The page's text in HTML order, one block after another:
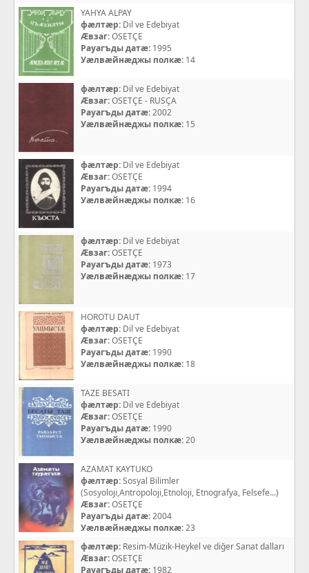
YAHYA ALPAY
фæлтæр: Dil ve Edebiyat
Æвзаг:OSETÇE
Рауагъды датæ: 1995
Уæлвæйнæджы полкæ: 14
фæлтæр: Dil ve Edebiyat
Æвзаг:OSETÇE - RUSÇA
Рауагъды датæ:2002
Уæлвæйнæджы полкæ: 15
фæлтæр: Dil ve Edebiyat
Æвзаг:OSETÇE
Рауагъды датæ: 1994
Уæлвæйнæджы полкæ: 16
фæлтæр: Dil ve Edebiyat
Æвзаг:OSETÇE
Рауагъды датæ: 1973
Уæлвæйнæджы полкæ: 17
HOROTU DAUT
фæлтæр: Dil ve Edebiyat
Æвзаг:OSETÇE
Рауагъды датæ: 1990
Уæлвæйнæджы полкæ: 18
TAZE BESATI
фæлтæр: Dil ve Edebiyat
Æвзаг:OSETÇE
Рауагъды датæ: 1990
Уæлвæйнæджы полкæ:20
AZAMAT KAYTUKO
фæлтæр:Sosyal Bilimler
(Sosyoloji,Antropoloji,Etnoloji, Etnografya, Felsefe...)
Æвзаг:OSETÇE
Рауагъды датæ:2004
Уæлвæйнæджы полкæ:23
фæлтæр: Resim-Müzik-Heykel ve diğer Sanat dalları
Æвзаг:OSETÇE
Рауагъды датæ: 1982